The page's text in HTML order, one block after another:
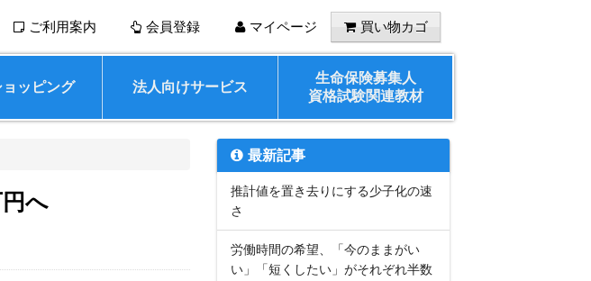
ご利用案内 会員登録 マイページ 買い物カゴ
ョッピング 法人向けサービス
生命保険募集人
資格試験関連教材
へ
最新記事
推計値を置き去りにする少子化の速
さ
労働時間の希望、「今のままがい
い」「短くしたい」がそれぞれ半数